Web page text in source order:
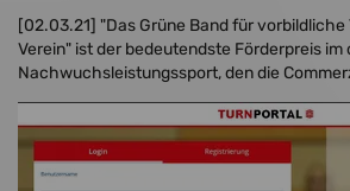
[02.03.21] "Das Grüne Band für
Verein" ist der bedeutendste Förderpreis
Nachwuchsleistungssport, den die